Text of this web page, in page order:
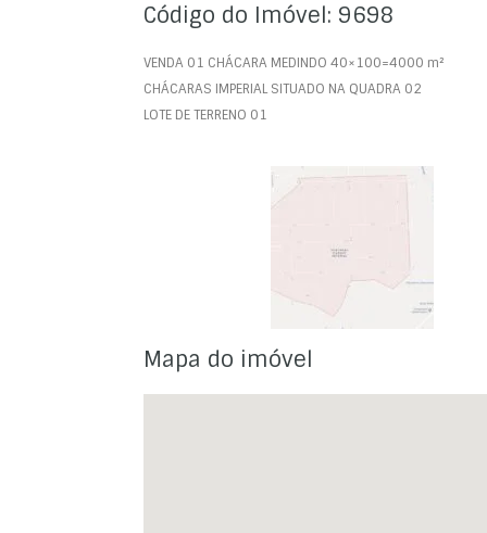
Código do Imóvel: 9698
VENDA 01 CHÁCARA MEDINDO 40×100=4000 m²
CHÁCARAS IMPERIAL SITUADO NA QUADRA 02
LOTE DE TERRENO 01
Mapa do imóvel